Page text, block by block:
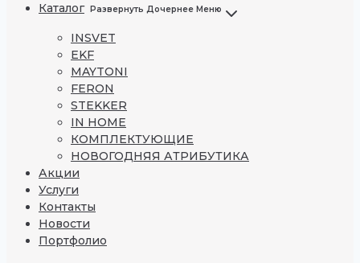
Каталог
Развернуть Дочернее Меню
INSVET
EKF
MAYTONI
FERON
STEKKER
IN HOME
КОМПЛЕКТУЮЩИЕ
НОВОГОДНЯЯ АТРИБУТИКА
Акции
Услуги
Контакты
Новости
Портфолио